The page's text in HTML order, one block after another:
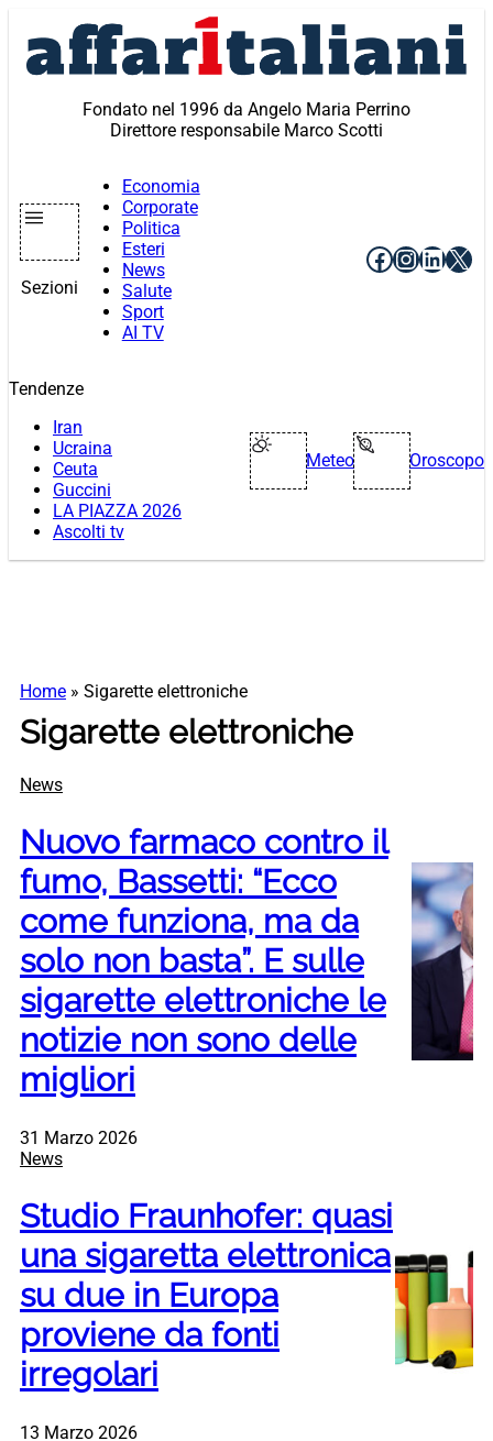
contenuto
Fondato nel 1996 da Angelo Maria Perrino
Direttore responsabile Marco Scotti
Sezioni
Economia
Corporate
Politica
Esteri
News
Salute
Sport
AI TV
Facebook
X
Tendenze
Iran
Ucraina
Ceuta
Guccini
LA PIAZZA 2026
Ascolti tv
Meteo Oroscopo
Home » Sigarette elettroniche
Sigarette elettroniche
News
Nuovo farmaco contro il
fumo, Bassetti: “Ecco
come funziona, ma da
solo non basta”. E sulle
sigarette elettroniche le
notizie non sono delle
migliori
31 Marzo 2026
News
Studio Fraunhofer: quasi
una sigaretta elettronica
su due in Europa
proviene da fonti
irregolari
13 Marzo 2026